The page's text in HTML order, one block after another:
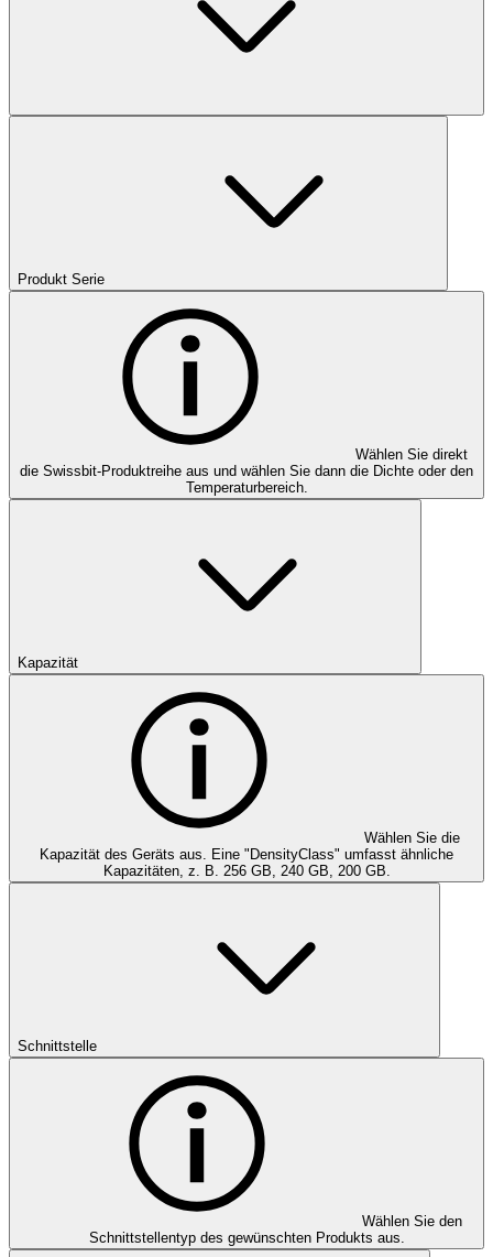
Produkt Serie
Wählen Sie direkt
die Swissbit-Produktreihe aus und wählen Sie dann die Dichte oder den
Temperaturbereich.
Kapazität
Wählen Sie die
Kapazität des Geräts aus. Eine "DensityClass" umfasst ähnliche
Kapazitäten, z. B. 256 GB, 240 GB, 200 GB.
Schnittstelle
Wählen Sie den
Schnittstellentyp des gewünschten Produkts aus.